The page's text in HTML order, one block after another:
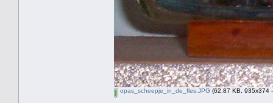
opas_scheepje_in_de_fles.JPG (62.87 KB, 935x374